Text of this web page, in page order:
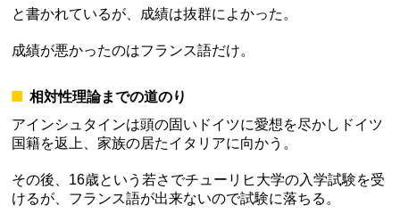
と書かれているが、成績は抜群によかった。
成績が悪かったのはフランス語だけ。
相対性理論までの道のり
アインシュタインは頭の固いドイツに愛想を尽かしドイツ
国籍を返上、家族の居たイタリアに向かう。
その後、16歳という若さでチューリヒ大学の入学試験を受
けるが、フランス語が出来ないので試験に落ちる。